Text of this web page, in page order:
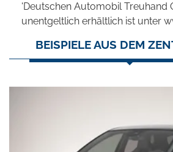
'Deutschen Automobil Treuhand
unentgeltlich erhältlich ist unter
BEISPIELE AUS DEM